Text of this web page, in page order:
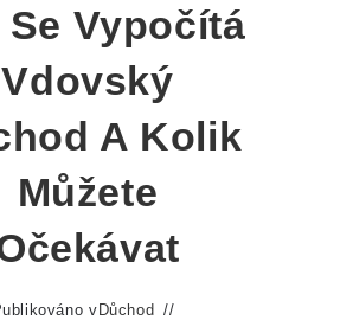
Se Vypočítá
Vdovský
A Kolik
Můžete
v Důchod